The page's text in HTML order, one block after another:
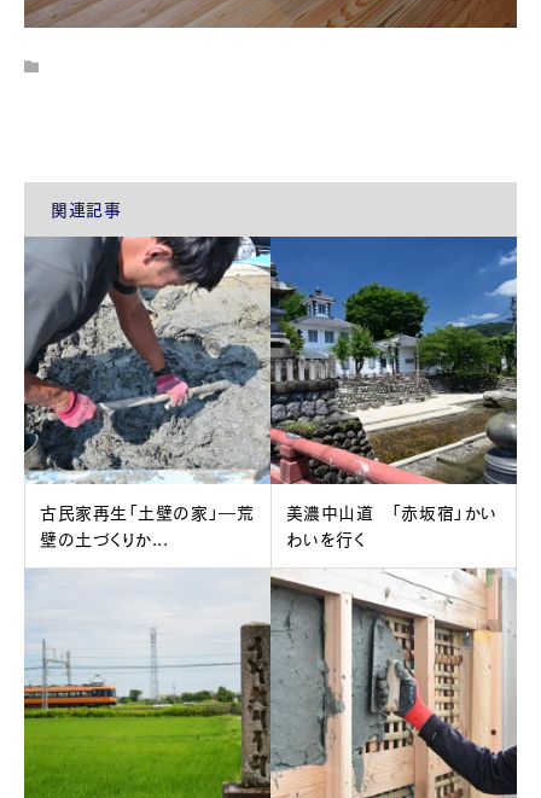
関連記事
古民家再生「土壁の家」―荒
壁の土づくりか...
美濃中山道 「赤坂宿」かい
わいを行く